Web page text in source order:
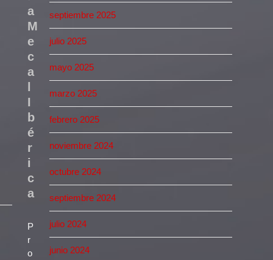
septiembre 2025
julio 2025
mayo 2025
marzo 2025
febrero 2025
noviembre 2024
octubre 2024
septiembre 2024
julio 2024
junio 2024
a
M
e
c
a
I
b
é
r
i
c
a
P
r
o